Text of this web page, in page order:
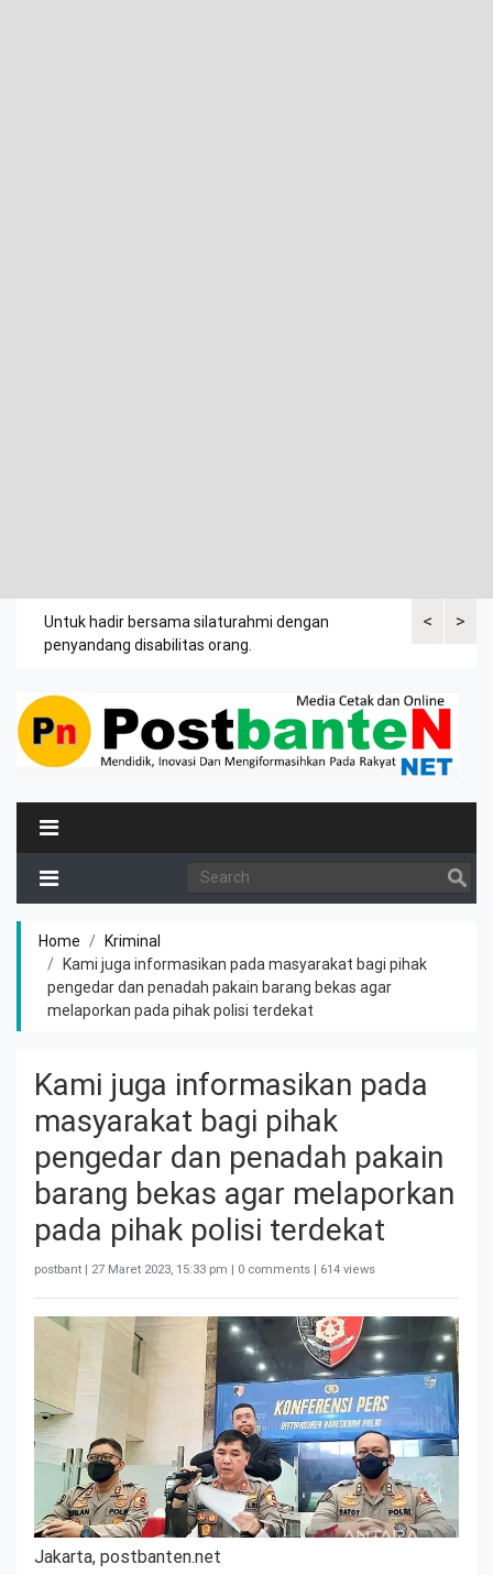
<
Untuk hadir bersama silaturahmi dengan
penyandang disabilitas orang.
Bupati>
Home
Kriminal
Kami juga informasikan pada masyarakat bagi pihak
pengedar dan penadah pakain barang bekas agar
melaporkan pada pihak polisi terdekat
Kami juga informasikan pada
masyarakat bagi pihak
pengedar dan penadah pakain
barang bekas agar melaporkan
pada pihak polisi terdekat
postbant | 27 Maret 2023, 15:33 pm | 0 comments | 614 views
Jakarta, postbanten.net